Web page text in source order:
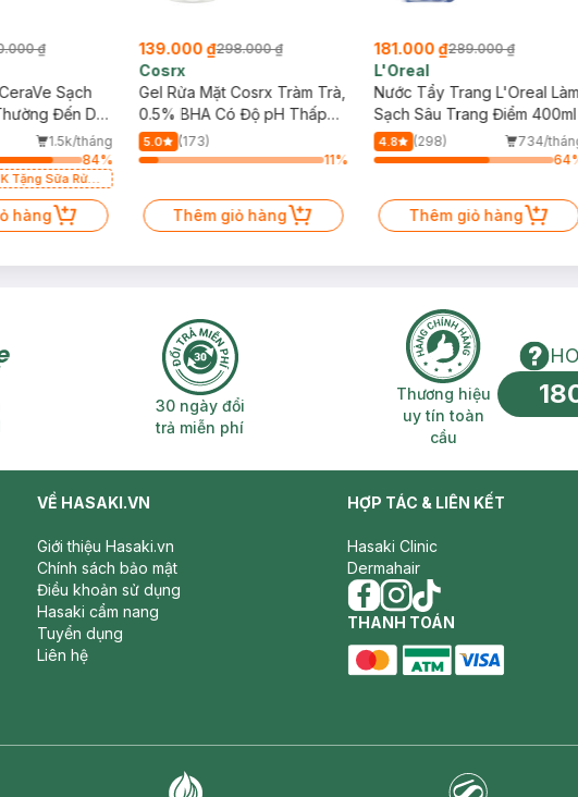
₫
Sạch
Đến Da
1.5k/tháng
84%
Tặng Sữa Rửa
hàng
139.000 ₫298.000 ₫
Cosrx
Gel Rửa Mặt Cosrx Tràm Trà,
0.5% BHA Có Độ pH Thấp
150ml
5.0
(173)
11%
Thêm giỏ hàng
181.000 ₫289.000 ₫
L'Oreal
Nước Tẩy Trang L'Oreal
Sạch Sâu Trang Điểm 400ml
4.8 (298)
734/
64
Thêm giỏ hàng
miễn phí 2H 30 ngày đổi trả miễn phí
30 ngày đổi
trả miễn phí
Thương hiệu
Thương hiệu
uy tín toàn
cầu
VỀ HASAKI.VN
Giới thiệu Hasaki.vn
Chính sách bảo mật
Điều khoản sử dụng
Hasaki cẩm nang
Tuyển dụng
Liên hệ
HỢP TÁC & LIÊN KẾT
Hasaki Clinic
Dermahair
facebook
instagram
tiktok
THANH TOÁN